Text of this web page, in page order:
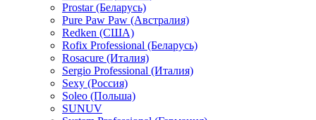
Prostar (Беларусь)
Pure Paw Paw (Австралия)
Redken (США)
Rofix Professional (Беларусь)
Rosacure (Италия)
Sergio Professional (Италия)
Sexy (Россия)
Soleo (Польша)
SUNUV